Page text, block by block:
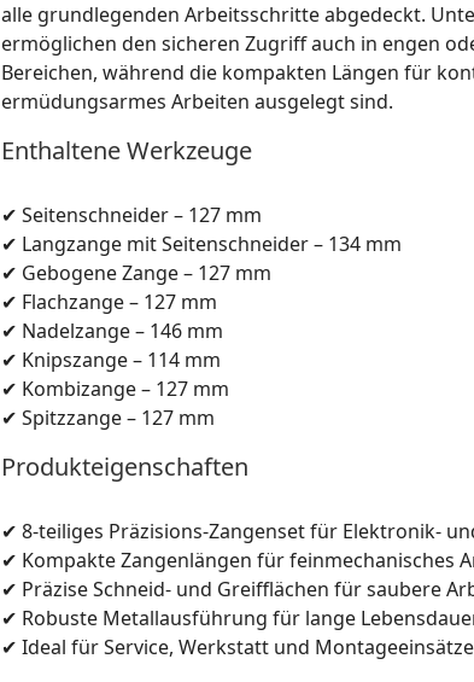
alle grundlegenden Arbeitsschritte abgedeckt.
ermöglichen den sicheren Zugriff auch in engen
Bereichen, während die kompakten Längen für
ermüdungsarmes Arbeiten ausgelegt sind.
Enthaltene Werkzeuge
✔ Seitenschneider – 127 mm
✔ Langzange mit Seitenschneider – 134 mm
✔ Gebogene Zange – 127 mm
✔ Flachzange – 127 mm
✔ Nadelzange – 146 mm
✔ Knipszange – 114 mm
✔ Kombizange – 127 mm
✔ Spitzzange – 127 mm
Produkteigenschaften
✔ 8-teiliges Präzisions-Zangenset für Elektronik-
✔ Kompakte Zangenlängen für feinmechanisches
✔ Präzise Schneid- und Greifflächen für saubere
✔ Robuste Metallausführung für lange
✔ Ideal für Service, Werkstatt und Montageeinsätze